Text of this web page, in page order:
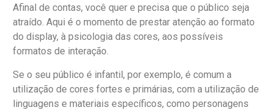
Afinal de contas, você quer e precisa que o público seja
atraído. Aqui é o momento de prestar atenção ao formato
do display, à psicologia das cores, aos possíveis
formatos de interação.
Se o seu público é infantil, por exemplo, é comum a
utilização de cores fortes e primárias, com a utilização de
linguagens e materiais específicos, como personagens